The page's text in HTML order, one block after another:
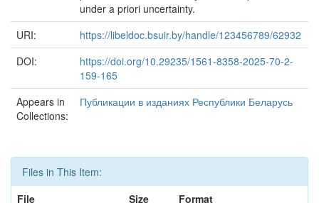
under a priori uncertainty.
URI:
https://libeldoc.bsuir.by/handle/123456789/62932
DOI:
https://doi.org/10.29235/1561-8358-2025-70-2-
159-165
Appears in
Collections:
Публикации в изданиях Республики Беларусь
Files in This Item:
File
Size Format